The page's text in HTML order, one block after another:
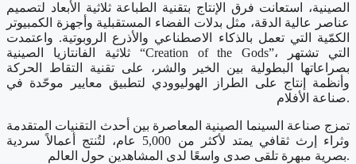
الصينية، استعانت فرق الإنتاج بتقنية الطباعة ثلاثية الأبعاد لتصميم
عناصر عالية الدقة، مثل بدلات الفضاء المستقبلية وأجهزة الكمبيوتر
الكمّية التي تعمل بالذكاء الاصطناعي والأذرع الروبوتية. واعتمدت
ثلاثية الفانتازيا الصينية “Creation of the Gods”، التي تشتهر
بصراعاتها البطولية بين الخير والشر، على تقنية التقاط الحركة
وأنظمة إنتاج على الطراز الهوليوودي لتطبيق معايير موحّدة في
صناعة الأفلام.
تمزج صناعة السينما الصينية المعاصرة بين أحدث التقنيات المتقدمة
وثراء إرث ثقافي يمتد لأكثر من 5,000 عام، لتُنتج أعمالاً سردية
بصرية مبهرة تلقى صدى واسعًا لدى المشاهدين حول العالم.